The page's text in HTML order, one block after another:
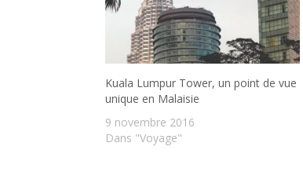
Kuala Lumpur Tower, un point de vue
unique en Malaisie
9 novembre 2016
Dans "Voyage"